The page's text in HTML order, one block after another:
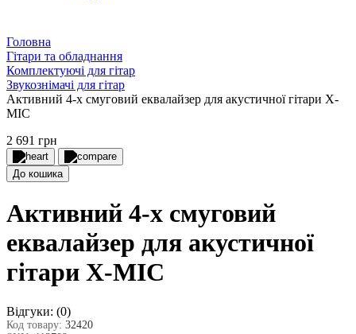
Головна
Гітари та обладнання
Комплектуючі для гітар
Звукознімачі для гітар
Активний 4-х смуговий еквалайзер для акустичної гітари X-
MIC
2 691 грн
До кошика
Активний 4-х смуговий
еквалайзер для акустичної
гітари X-MIC
Відгуки: (0)
Код товару: 32420